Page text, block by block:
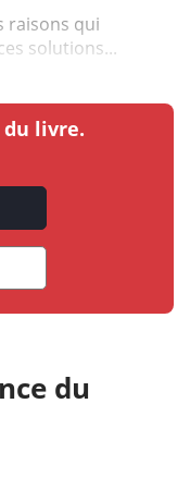
raisons qui
solutions...
livre.
du